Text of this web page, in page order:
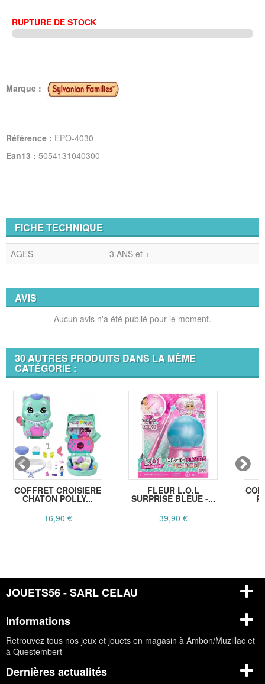
RUPTURE DE STOCK
Marque :
Référence : EPO-4030
Ean13 : 5054131040300
FICHE TECHNIQUE
AGES 3 ANS et +
AVIS
Aucun avis n'a été publié pour le moment.
30 AUTRES PRODUITS DANS LA MÊME
CATÉGORIE :
COFFRET CROISIERE
CHATON POLLY...
16,90 €
FLEUR L.O.L
SURPRISE BLEUE -...
39,90 €
JOUETS56 - SARL CELAU
Informations
Retrouvez tous nos jeux et jouets en magasin à Ambon/Muzillac et
à Questembert
Dernières actualités